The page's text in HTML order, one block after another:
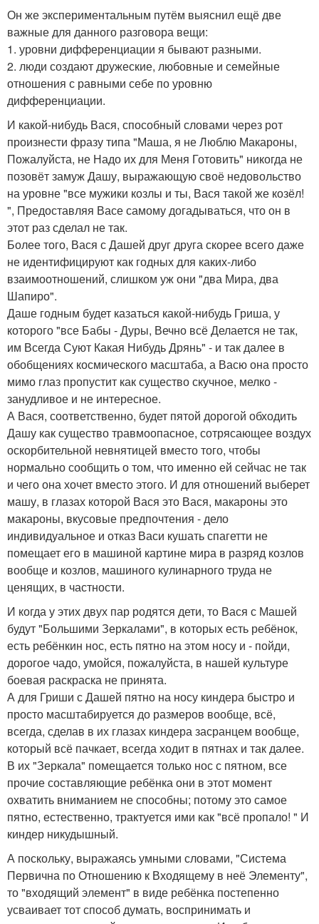
Он же экспериментальным путём выяснил ещё две
важные для данного разговора вещи:
1. уровни дифференциации я бывают разными.
2. люди создают дружеские, любовные и семейные
отношения с равными себе по уровню
дифференциации.
И какой-нибудь Вася, способный словами через рот
произнести фразу типа "Маша, я не Люблю Макароны,
Пожалуйста, не Надо их для Меня Готовить" никогда не
позовёт замуж Дашу, выражающую своё недовольство
на уровне "все мужики козлы и ты, Вася такой же козёл!
", Предоставляя Васе самому догадываться, что он в
этот раз сделал не так.
Более того, Вася с Дашей друг друга скорее всего даже
не идентифицируют как годных для каких-либо
взаимоотношений, слишком уж они "два Мира, два
Шапиро".
Даше годным будет казаться какой-нибудь Гриша, у
которого "все Бабы - Дуры, Вечно всё Делается не так,
им Всегда Суют Какая Нибудь Дрянь" - и так далее в
обобщениях космического масштаба, а Васю она просто
мимо глаз пропустит как существо скучное, мелко -
занудливое и не интересное.
А Вася, соответственно, будет пятой дорогой обходить
Дашу как существо травмоопасное, сотрясающее воздух
оскорбительной невнятицей вместо того, чтобы
нормально сообщить о том, что именно ей сейчас не так
и чего она хочет вместо этого. И для отношений выберет
машу, в глазах которой Вася это Вася, макароны это
макароны, вкусовые предпочтения - дело
индивидуальное и отказ Васи кушать спагетти не
помещает его в машиной картине мира в разряд козлов
вообще и козлов, машиного кулинарного труда не
ценящих, в частности.
И когда у этих двух пар родятся дети, то Вася с Машей
будут "Большими Зеркалами", в которых есть ребёнок,
есть ребёнкин нос, есть пятно на этом носу и - пойди,
дорогое чадо, умойся, пожалуйста, в нашей культуре
боевая раскраска не принята.
А для Гриши с Дашей пятно на носу киндера быстро и
просто масштабируется до размеров вообще, всё,
всегда, сделав в их глазах киндера засранцем вообще,
который всё пачкает, всегда ходит в пятнах и так далее.
В их "Зеркала" помещается только нос с пятном, все
прочие составляющие ребёнка они в этот момент
охватить вниманием не способны; потому это самое
пятно, естественно, трактуется ими как "всё пропало! " И
киндер никудышный.
А поскольку, выражаясь умными словами, "Система
Первична по Отношению к Входящему в неё Элементу",
то "входящий элемент" в виде ребёнка постепенно
усваивает тот способ думать, воспринимать и